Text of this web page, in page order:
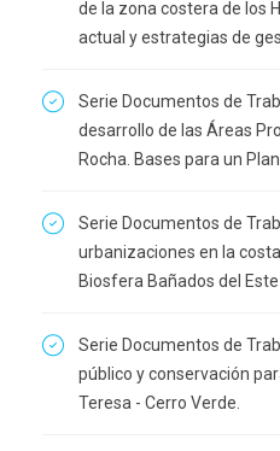
de la zona costera de los
actual y estrategias de
Serie Documentos de
desarrollo de las Áreas
Rocha. Bases para un
Serie Documentos de
urbanizaciones en la
Biosfera Bañados del
Serie Documentos de
público y conservación
Teresa - Cerro Verde.